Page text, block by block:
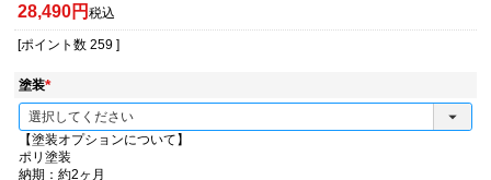
28,490 税込
[ポイント数 259 ]
塗装
(
必
須
)
【塗装オプションについて】
ポリ塗装
納期：約2ヶ月